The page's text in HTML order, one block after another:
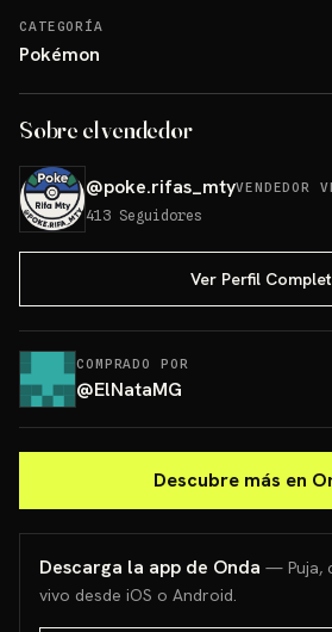
CATEGORÍA
Pokémon
Sobre el vendedor
@poke.rifas_mtyVENDEDOR
413 Seguidores
Ver Perfil
COMPRADO POR
@ElNataMG
Descubre más en
Descarga la app de Onda — Puja,
vivo desde iOS o Android.